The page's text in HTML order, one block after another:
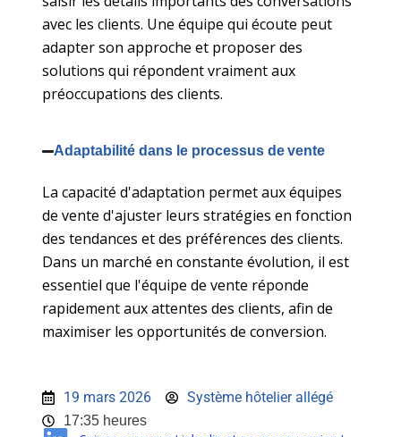
avec les clients. Une équipe qui écoute peut
adapter son approche et proposer des
solutions qui répondent vraiment aux
préoccupations des clients.
Adaptabilité dans le processus de vente
La capacité d'adaptation permet aux équipes
de vente d'ajuster leurs stratégies en fonction
des tendances et des préférences des clients.
Dans un marché en constante évolution, il est
essentiel que l'équipe de vente réponde
rapidement aux attentes des clients, afin de
maximiser les opportunités de conversion.
19 mars 2026 Système hôtelier allégé
17:35 heures